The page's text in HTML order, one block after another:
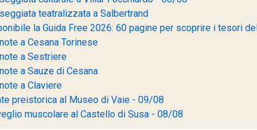
teatralizzata a Salbertrand
la Guida Free 2026: 60 pagine per scoprire i tesori
a Cesana Torinese
a Sestriere
a Sauze di Cesana
a Claviere
preistorica al Museo di Vaie - 09/08
muscolare al Castello di Susa - 08/08